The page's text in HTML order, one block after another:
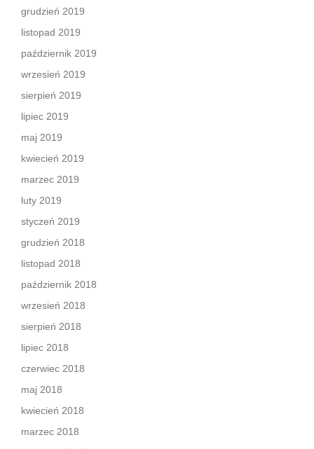
grudzień 2019
listopad 2019
październik 2019
wrzesień 2019
sierpień 2019
lipiec 2019
maj 2019
kwiecień 2019
marzec 2019
luty 2019
styczeń 2019
grudzień 2018
listopad 2018
październik 2018
wrzesień 2018
sierpień 2018
lipiec 2018
czerwiec 2018
maj 2018
kwiecień 2018
marzec 2018